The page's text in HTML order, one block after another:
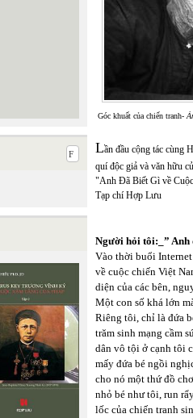
Góc khuất của chiến tranh-
Lần đầu cộng tác cùng
quí độc giả và văn hữu
"Anh Đã Biết Gì về
Tạp chí Hợp Lưu
Người hỏi tôi:_” Anh
Vào thời buổi
về cuộc chiến Việt
diện của các bên,
Một con số khá lớn
Riêng tôi, chỉ là đứa
trăm sinh mạng cầm
dân vô tội ở cạnh tôi
mấy đứa bé ngồi
cho nó một thứ đồ
nhỏ bé như tôi, run
lốc của chiến tranh